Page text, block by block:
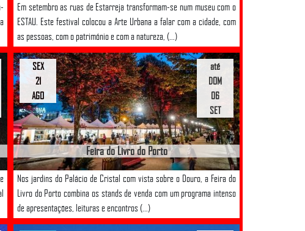
Em setembro as ruas de Estarreja transformam-se num museu com o
ESTAU. Este festival colocou a Arte Urbana a falar com a cidade, com
as pessoas, com o património e com a natureza, (...)
Feira do Livro do Porto
Nos jardins do Palácio de Cristal com vista sobre o Douro, a Feira do
Livro do Porto combina os stands de venda com um programa intenso
de apresentações, leituras e encontros (...)
até
DOM
06
SET
SEX
21
AGO